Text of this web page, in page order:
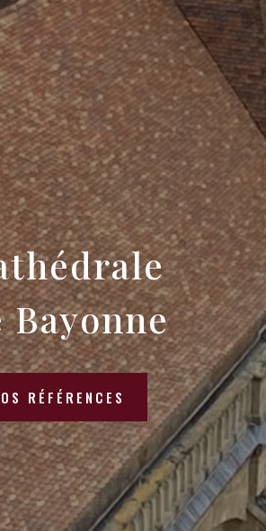
Bayonne
RÉFÉRENCES